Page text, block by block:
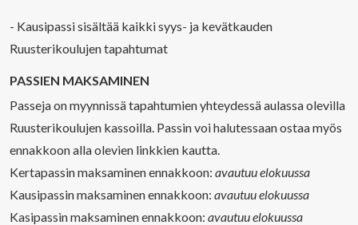
- Kausipassi sisältää kaikki syys- ja kevätkauden
Ruusterikoulujen tapahtumat
PASSIEN MAKSAMINEN
Passeja on myynnissä tapahtumien yhteydessä aulassa olevilla
Ruusterikoulujen kassoilla. Passin voi halutessaan ostaa myös
ennakkoon alla olevien linkkien kautta.
Kertapassin maksaminen ennakkoon: avautuu elokuussa
Kausipassin maksaminen ennakkoon: avautuu elokuussa
Kasipassin maksaminen ennakkoon: avautuu elokuussa